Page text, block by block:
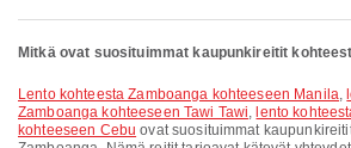
Mitkä ovat suosituimmat kaupunkireitit
lento kohteesta Zamboanga kohteeseen Manila,
Zamboanga kohteeseen Tawi Tawi, lento
kohteeseen Cebu ovat suosituimmat